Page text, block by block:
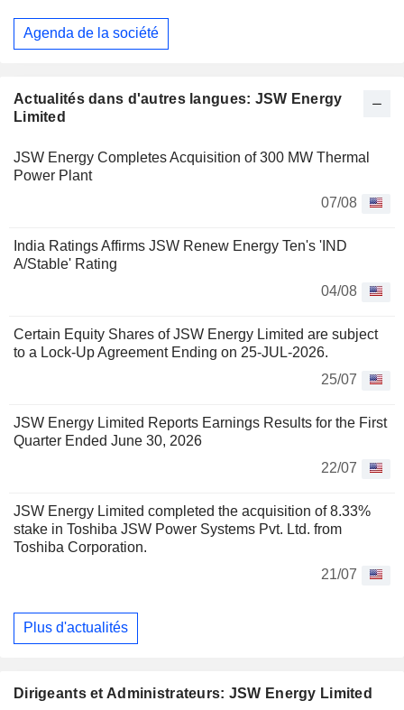
Actualités dans d'autres langues: JSW Energy
Limited
JSW Energy Completes Acquisition of 300 MW Thermal
Power Plant
07/08
India Ratings Affirms JSW Renew Energy Ten's 'IND
A/Stable' Rating
04/08
Certain Equity Shares of JSW Energy Limited are subject
to a Lock-Up Agreement Ending on 25-JUL-2026.
25/07
JSW Energy Limited Reports Earnings Results for the First
Quarter Ended June 30, 2026
22/07
JSW Energy Limited completed the acquisition of 8.33%
stake in Toshiba JSW Power Systems Pvt. Ltd. from
Toshiba Corporation.
21/07
Plus d'actualités
Dirigeants et Administrateurs: JSW Energy Limited
Agenda de la société